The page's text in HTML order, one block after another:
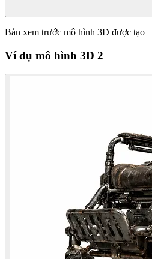
Bản xem trước mô hình 3D được tạo
Ví dụ mô hình 3D 2